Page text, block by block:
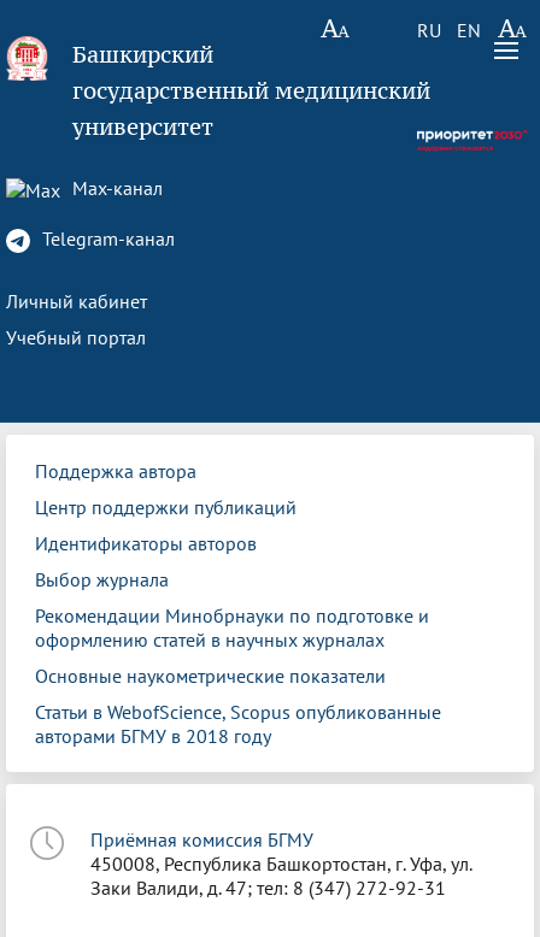
RU EN
Башкирский
государственный медицинский
университет
Max-канал
Telegram-канал
Личный кабинет
Учебный портал
Поддержка автора
Центр поддержки публикаций
Идентификаторы авторов
Выбор журнала
Рекомендации Минобрнауки по подготовке и
оформлению статей в научных журналах
Основные наукометрические показатели
Статьи в WebofScience, Scopus опубликованные
авторами БГМУ в 2018 году
Приёмная комиссия БГМУ
450008, Республика Башкортостан, г. Уфа, ул.
Заки Валиди, д. 47; тел: 8 (347) 272-92-31